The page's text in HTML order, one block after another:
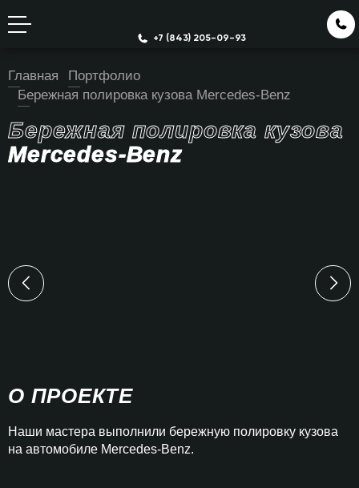
+7 (843) 205-09-93
Главная
Портфолио
Бережная полировка кузова Mercedes-Benz
Бережная полировка кузова
Mercedes-Benz
О ПРОЕКТЕ
Наши мастера выполнили бережную полировку кузова
на автомобиле Mercedes-Benz.